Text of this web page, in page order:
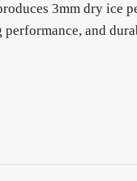
3mm dry ice
and